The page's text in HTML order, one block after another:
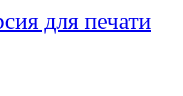
для печати